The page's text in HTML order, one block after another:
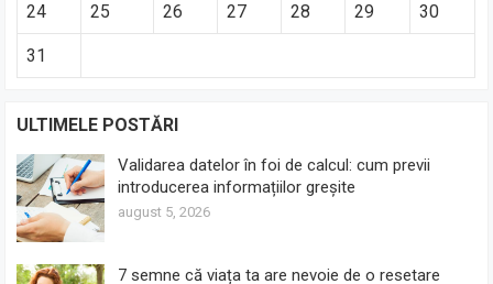
24 25 26 27 28 29 30
31
ULTIMELE POSTĂRI
Validarea datelor în foi de calcul: cum previi
introducerea informațiilor greșite
august 5, 2026
7 semne că viața ta are nevoie de o resetare